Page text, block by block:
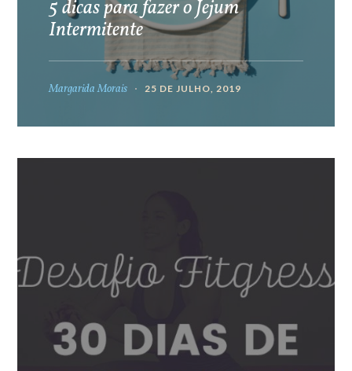
5 dicas para fazer o Jejum
Intermitente
Margarida Morais 25 DE JULHO, 2019